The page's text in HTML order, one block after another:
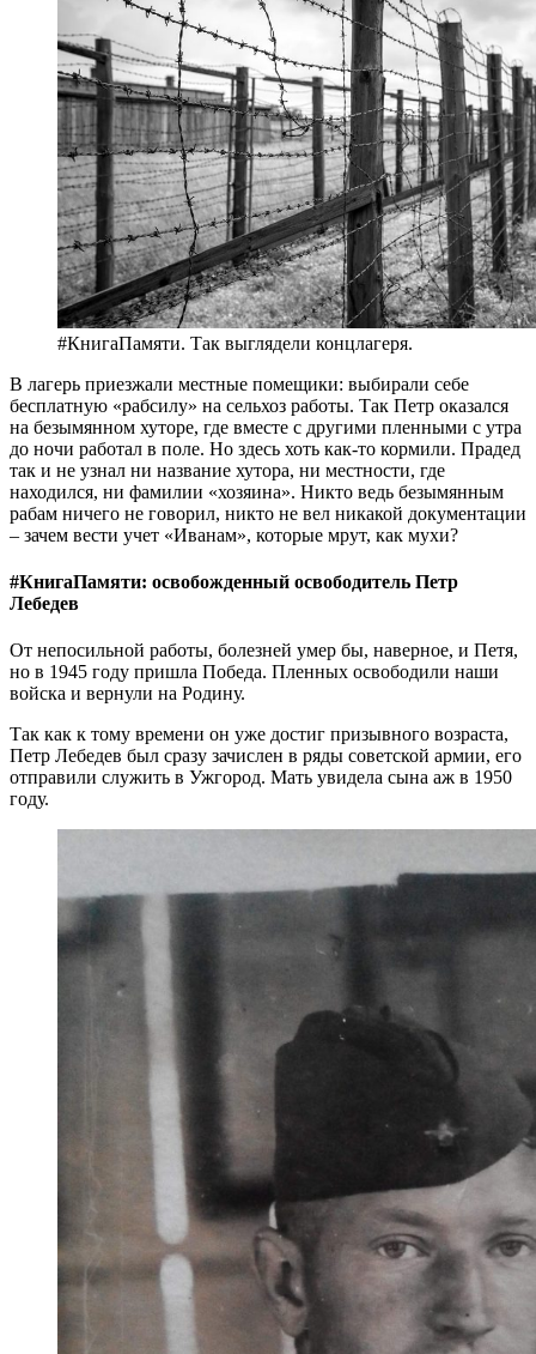
#КнигаПамяти. Так выглядели концлагеря.
В лагерь приезжали местные помещики: выбирали себе
бесплатную «рабсилу» на сельхоз работы. Так Петр оказался
на безымянном хуторе, где вместе с другими пленными с утра
до ночи работал в поле. Но здесь хоть как-то кормили. Прадед
так и не узнал ни название хутора, ни местности, где
находился, ни фамилии «хозяина». Никто ведь безымянным
рабам ничего не говорил, никто не вел никакой документации
– зачем вести учет «Иванам», которые мрут, как мухи?
#КнигаПамяти: освобожденный освободитель Петр
Лебедев
От непосильной работы, болезней умер бы, наверное, и Петя,
но в 1945 году пришла Победа. Пленных освободили наши
войска и вернули на Родину.
Так как к тому времени он уже достиг призывного возраста,
Петр Лебедев был сразу зачислен в ряды советской армии, его
отправили служить в Ужгород. Мать увидела сына аж в 1950
году.